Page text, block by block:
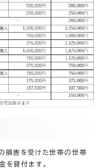
損害を受けた世帯の世帯
を貸付ます。